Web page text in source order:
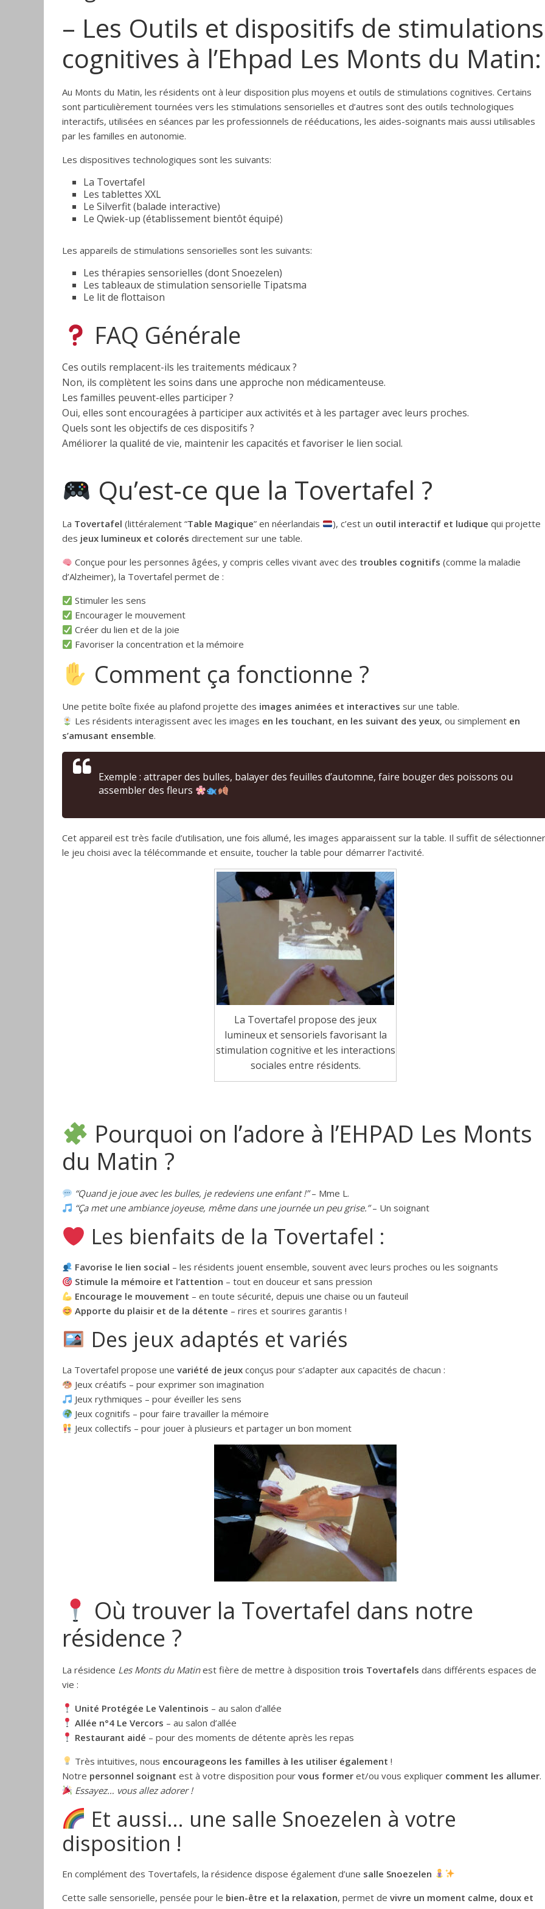
– Les Outils et dispositifs de stimulations
cognitives à l’Ehpad Les Monts du Matin:
Au Monts du Matin, les résidents ont à leur disposition plus moyens et outils de stimulations cognitives. Certains
sont particulièrement tournées vers les stimulations sensorielles et d’autres sont des outils technologiques
interactifs, utilisées en séances par les professionnels de rééducations, les aides-soignants mais aussi utilisables
par les familles en autonomie.
Les dispositives technologiques sont les suivants:
La Tovertafel
Les tablettes XXL
Le Silverfit (balade interactive)
Le Qwiek-up (établissement bientôt équipé)
Les appareils de stimulations sensorielles sont les suivants:
Les thérapies sensorielles (dont Snoezelen)
Les tableaux de stimulation sensorielle Tipatsma
Le lit de flottaison
FAQ Générale
Ces outils remplacent-ils les traitements médicaux ?
Non, ils complètent les soins dans une approche non médicamenteuse.
Les familles peuvent-elles participer ?
Oui, elles sont encouragées à participer aux activités et à les partager avec leurs proches.
Quels sont les objectifs de ces dispositifs ?
Améliorer la qualité de vie, maintenir les capacités et favoriser le lien social.
Qu’est-ce que la Tovertafel ?
La Tovertafel (littéralement “Table Magique” en néerlandais ), c’est un outil interactif et ludique qui projette
des jeux lumineux et colorés directement sur une table.
Conçue pour les personnes âgées, y compris celles vivant avec des troubles cognitifs (comme la maladie
d’Alzheimer), la Tovertafel permet de :
Stimuler les sens
Encourager le mouvement
Créer du lien et de la joie
Favoriser la concentration et la mémoire
Comment ça fonctionne ?
Une petite boîte fixée au plafond projette des images animées et interactives sur une table.
Les résidents interagissent avec les images en les touchant, en les suivant des yeux, ou simplement en
s’amusant ensemble.
Exemple : attraper des bulles, balayer des feuilles d’automne, faire bouger des poissons ou
assembler des fleurs
Cet appareil est très facile d’utilisation, une fois allumé, les images apparaissent sur la table. Il suffit de sélectionner
le jeu choisi avec la télécommande et ensuite, toucher la table pour démarrer l’activité.
La Tovertafel propose des jeux
lumineux et sensoriels favorisant la
stimulation cognitive et les interactions
sociales entre résidents.
Pourquoi on l’adore à l’EHPAD Les Monts
du Matin ?
“Quand je joue avec les bulles, je redeviens une enfant !”– Mme L.
“Ça met une ambiance joyeuse, même dans une journée un peu grise.”– Un soignant
Les bienfaits de la Tovertafel :
Favorise le lien social – les résidents jouent ensemble, souvent avec leurs proches ou les soignants
Stimule la mémoire et l’attention – tout en douceur et sans pression
Encourage le mouvement – en toute sécurité, depuis une chaise ou un fauteuil
Apporte du plaisir et de la détente – rires et sourires garantis !
Des jeux adaptés et variés
La Tovertafel propose une variété de jeux conçus pour s’adapter aux capacités de chacun :
Jeux créatifs – pour exprimer son imagination
Jeux rythmiques – pour éveiller les sens
Jeux cognitifs – pour faire travailler la mémoire
Jeux collectifs – pour jouer à plusieurs et partager un bon moment
Où trouver la Tovertafel dans notre
résidence ?
La résidence Les Monts du Matinest fière de mettre à disposition trois Tovertafels dans différents espaces de
vie :
Unité Protégée Le Valentinois – au salon d’allée
Allée n°4 Le Vercors – au salon d’allée
Restaurant aidé – pour des moments de détente après les repas
Très intuitives, nous encourageons les familles à les utiliser également !
Notre personnel soignant est à votre disposition pour vous former et/ou vous expliquer comment les allumer.
Essayez… vous allez adorer !
Et aussi… une salle Snoezelen à votre
disposition !
En complément des Tovertafels, la résidence dispose également d’une salle Snoezelen
Cette salle sensorielle, pensée pour le bien-être et la relaxation, permet de vivre un moment calme, doux et